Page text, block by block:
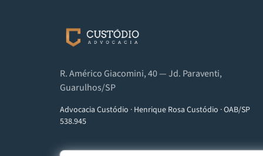
R. Américo Giacomini, 40 — Jd. Paraventi,
Guarulhos/SP
Advocacia Custódio · Henrique Rosa Custódio ·OAB/SP
538.945